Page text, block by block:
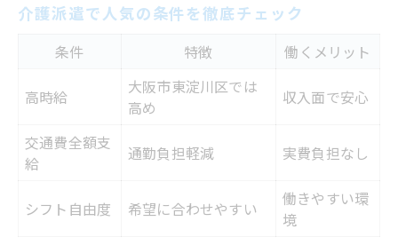
介護派遣で人気の条件を徹底チェック
条件 特徴 働くメリット
高時給
大阪市東淀川区では
高め
収入面で安心
交通費全額支
給
通勤負担軽減 実費負担なし
シフト自由度 希望に合わせやすい
働きやすい環
境